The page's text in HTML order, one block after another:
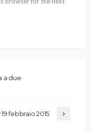
a due
febbraio 2015